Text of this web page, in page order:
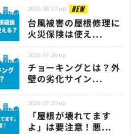
2026.08.07 up NEW
台風被害の屋根修理に
火災保険は使え...
2026.07.26 up
チョーキングとは？外
壁の劣化サイン...
2026.07.20 up
「屋根が壊れてます
よ」は要注意！悪...